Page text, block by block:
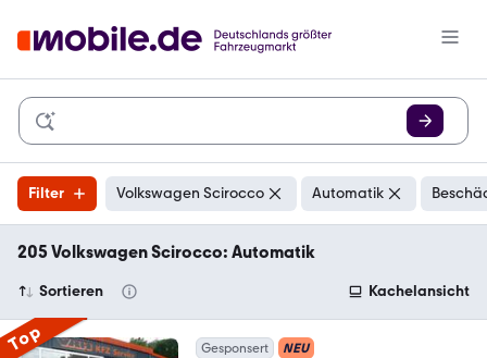
Filter Volkswagen Scirocco Automatik
205 Volkswagen Scirocco: Automatik
Sortieren Kachelansicht
Top Gesponsert NEU